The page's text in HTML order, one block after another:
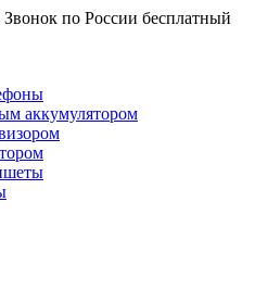
Звонок по России бесплатный
аккумулятором